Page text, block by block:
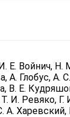
Е. Войнич, Н.
А. Глобус, А.
В. Е.
И. Ревяко, Г.
А.